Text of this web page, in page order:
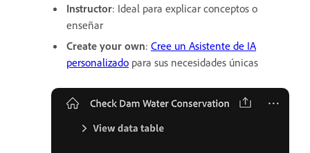
Instructor: Ideal para explicar conceptos o
enseñar
Create your own: Cree un Asistente de IA
personalizado para sus necesidades únicas